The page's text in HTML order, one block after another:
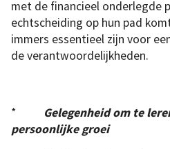
met de financieel onderlegde
echtscheiding op hun pad
immers essentieel zijn voor
de verantwoordelijkheden.
* Gelegenheid om te
persoonlijke groei